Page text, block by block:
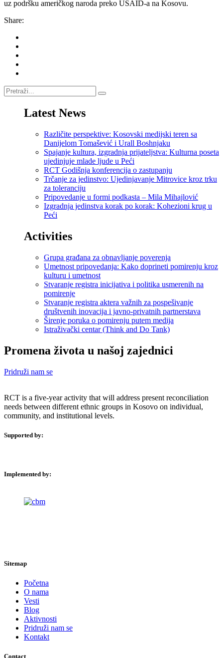
uz podršku američkog naroda preko USAID-a na Kosovu.
Share:
Претрага
за:
Latest News
Različite perspektive: Kosovski medijski teren sa
Danijelom Tomašević i Urall Boshnjaku
Spajanje kultura, izgradnja prijateljstva: Kulturna poseta
ujedinjuje mlade ljude u Peći
RCT Godišnja konferencija o zastupanju
Trčanje za jedinstvo: Ujedinjavanje Mitrovice kroz trku
za toleranciju
Pripovedanje u formi podkasta – Mila Mihajlović
Izgradnja jedinstva korak po korak: Kohezioni krug u
Peći
Activities
Grupa građana za obnavljanje poverenja
Umetnost pripovedanja: Kako doprineti pomirenju kroz
kulturu i umetnost
Stvaranje registra inicijativa i politika usmerenih na
pomirenje
Stvaranje registra aktera važnih za pospešivanje
društvenih inovacija i javno-privatnih partnerstava
Širenje poruka o pomirenju putem medija
Istraživački centar (Think and Do Tank)
Promena života u našoj zajednici
Pridruži nam se
RCT is a five-year activity that will address present reconciliation
needs between different ethnic groups in Kosovo on individual,
community, and institutional levels.
Supported by:
Implemented by:
Sitemap
Početna
O nama
Vesti
Blog
Aktivnosti
Pridruži nam se
Kontakt
Contact